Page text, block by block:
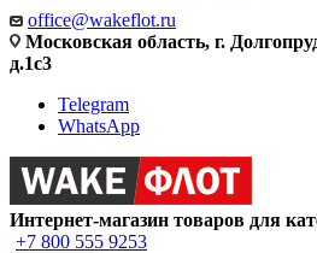
office@wakeflot.ru
Московская область, г.
д.1с3
Telegram
WhatsApp
Интернет-магазин товаров для
+7 800 555 9253